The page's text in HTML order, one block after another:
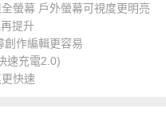
螢幕 戶外螢幕可視度更明亮
提升
創作編輯更容易
速充電2.0)
快速